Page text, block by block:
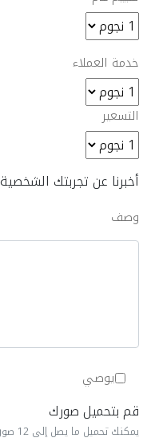
خدمة العملاء
التسعير
أخبرنا عن تجربتك الشخصية
وصف
يوصي
قم بتحميل صورك
يمكنك تحميل ما يصل إلى 12 صورة